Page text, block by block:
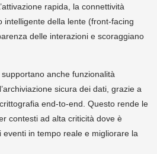
rapida, la connettività
intelligente della lente (front-facing
delle interazioni e scoraggiano
anche funzionalità
sicura dei dati, grazie a
end-to-end. Questo rende le
contesti ad alta criticità dove è
in tempo reale e migliorare la